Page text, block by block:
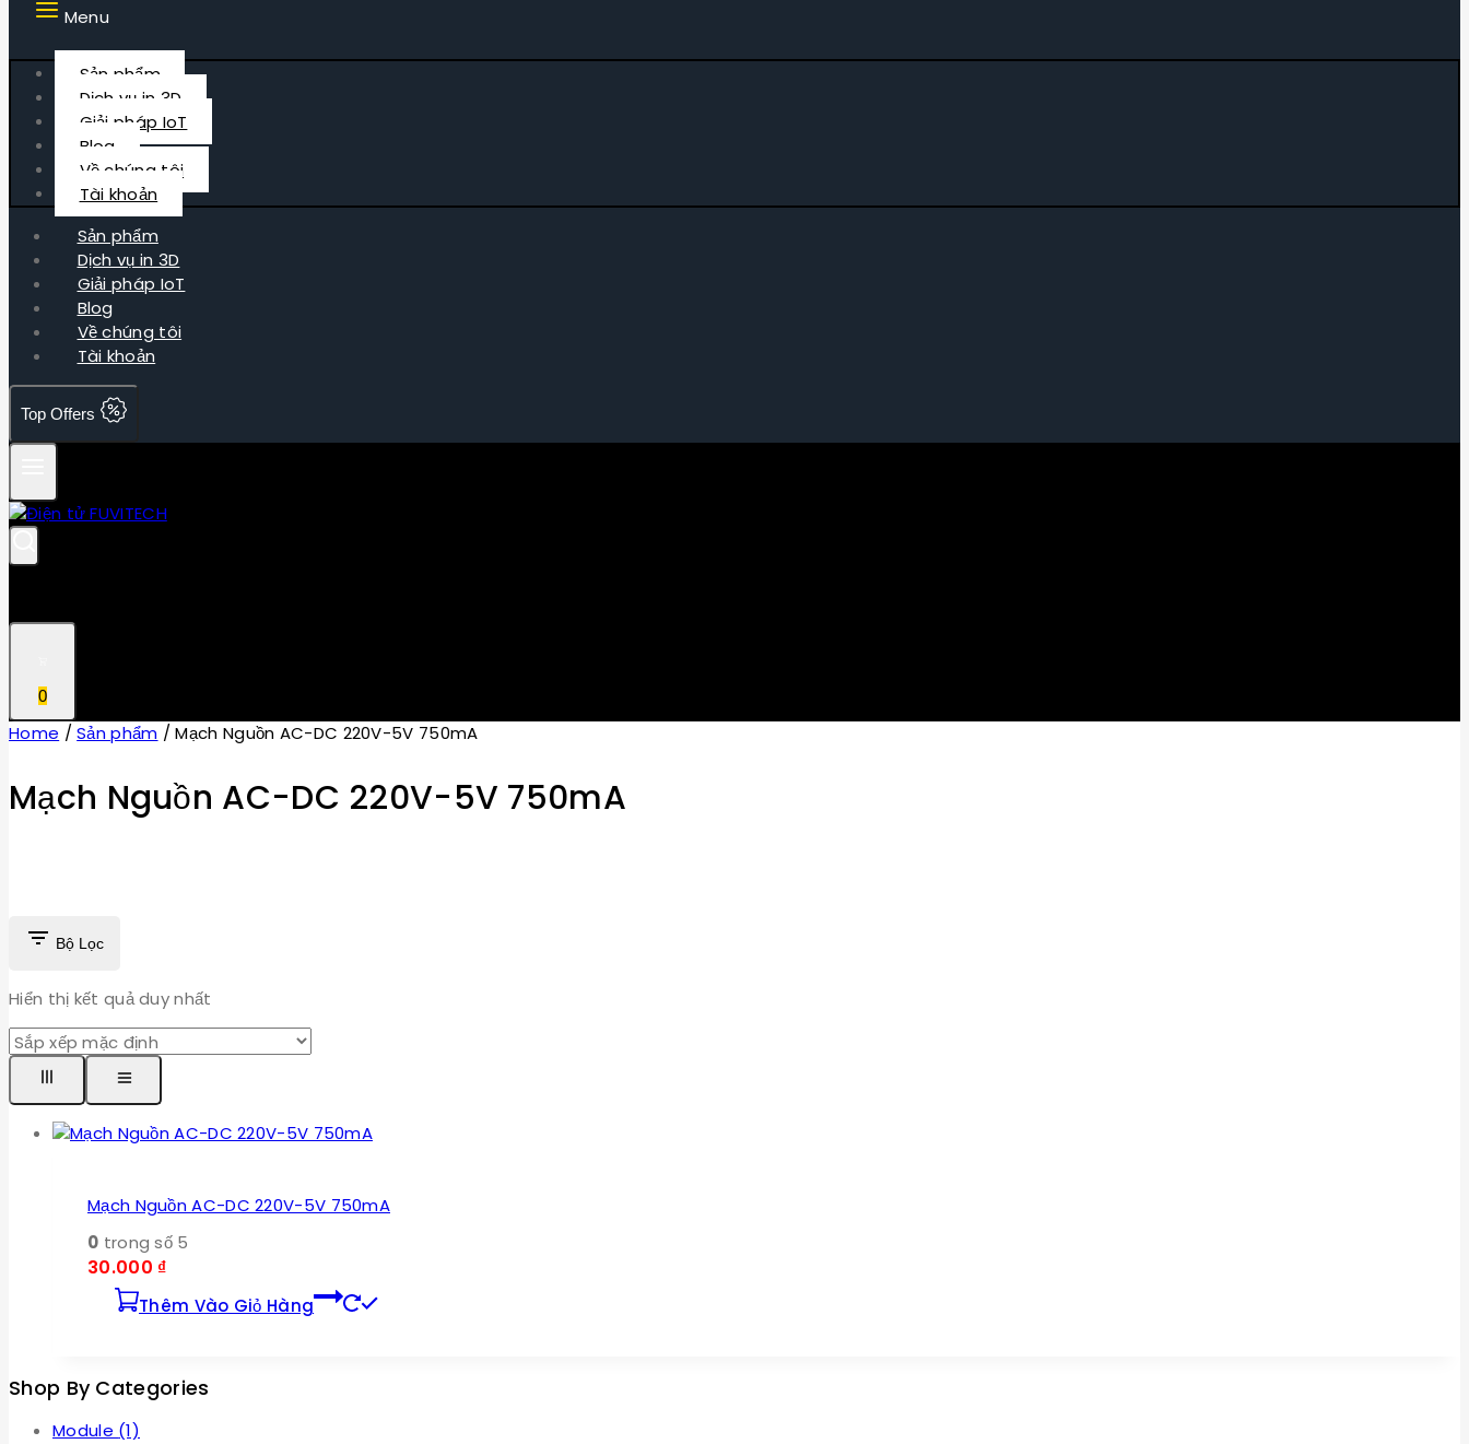
Menu
Sản phẩm
Dịch vụ in 3D
Giải pháp IoT
Blog
Về chúng tôi
Tài khoản
Sản phẩm
Dịch vụ in 3D
Giải pháp IoT
Blog
Về chúng tôi
Tài khoản
Top Offers
0
Home / Sản phẩm / Mạch Nguồn AC-DC 220V-5V 750mA
Mạch Nguồn AC-DC 220V-5V 750mA
Bộ Lọc
Hiển thị kết quả duy nhất
Mạch Nguồn AC-DC 220V-5V 750mA
0 trong số 5
30.000 ₫
Thêm Vào Giỏ Hàng
Shop By Categories
Module (1)